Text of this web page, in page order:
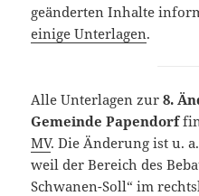
geänderten Inhalte
einige Unterlagen.
Alle Unterlagen zur8.
Gemeinde Papendorf
MV. Die Änderung ist u.
weil der Bereich des
Schwanen-Soll“ im